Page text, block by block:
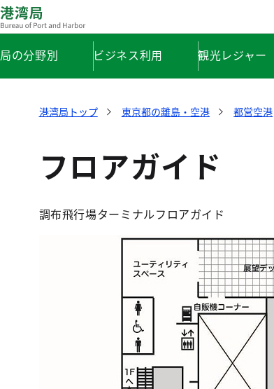
局の分野別 ビジネス利用 観光レジャー
港湾局トップ 東京都の離島・空港 都営空港
フロアガイド
調布飛行場ターミナルフロアガイド